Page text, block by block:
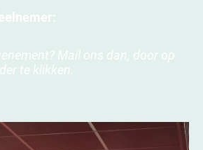
Mail ons dan, door op
te klikken.